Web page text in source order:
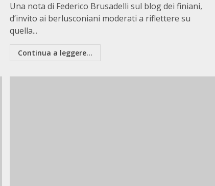
Una nota di Federico Brusadelli sul blog dei finiani,
d’invito ai berlusconiani moderati a riflettere su
quella...
Continua a leggere...